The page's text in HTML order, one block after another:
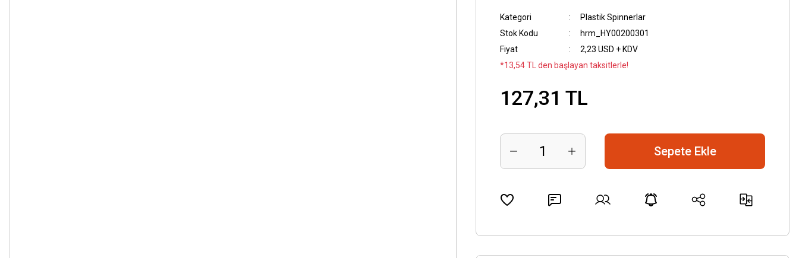
Kategori
Plastik Spinnerlar
Stok Kodu
hrm_HY00200301
Fiyat
2,23 USD + KDV
*13,54 TL den başlayan taksitlerle!
127,31 TL
Sepete Ekle